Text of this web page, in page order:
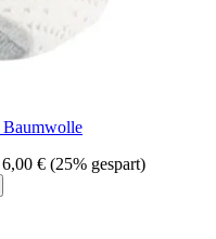
6,00 € (25% gespart)